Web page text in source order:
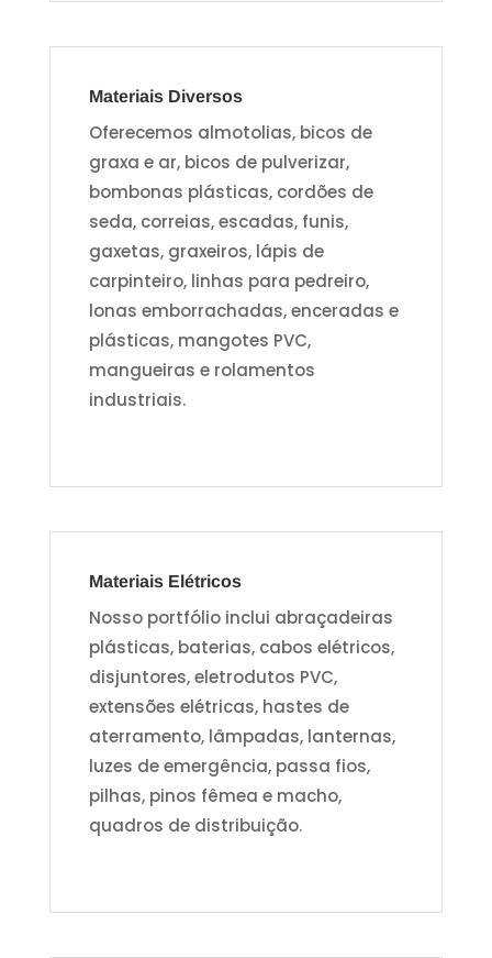
Materiais Diversos
Oferecemos almotolias, bicos de
graxa e ar, bicos de pulverizar,
bombonas plásticas, cordões de
seda, correias, escadas, funis,
gaxetas, graxeiros, lápis de
carpinteiro, linhas para pedreiro,
lonas emborrachadas, enceradas e
plásticas, mangotes PVC,
mangueiras e rolamentos
industriais.
Materiais Elétricos
Nosso portfólio inclui abraçadeiras
plásticas, baterias, cabos elétricos,
disjuntores, eletrodutos PVC,
extensões elétricas, hastes de
aterramento, lâmpadas, lanternas,
luzes de emergência, passa fios,
pilhas, pinos fêmea e macho,
quadros de distribuição.